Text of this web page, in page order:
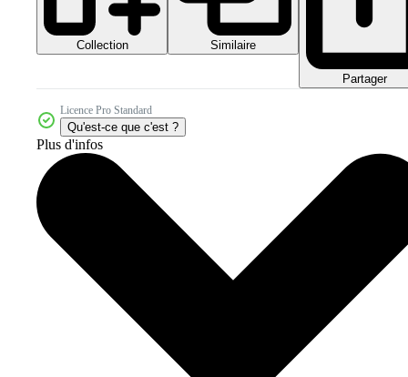
Collection Similaire
Partager
Licence Pro Standard
Qu'est-ce que c'est ?
Plus d'infos